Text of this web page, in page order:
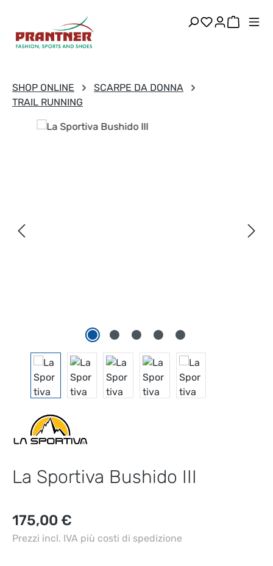
Passa al contenuto principale
Hai 0Il
SHOP ONLINE
SCARPE DA DONNA
TRAIL RUNNING
Salta la galleria di immagini
La Sportiva Bushido III
Prezzo normale:
175,00 €
Prezzi incl. IVA più costi di spedizione